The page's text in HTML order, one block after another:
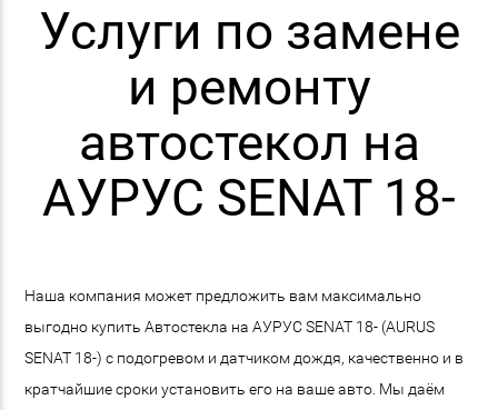
Услуги по замене
и ремонту
автостекол на
АУРУС SENAT 18-
Наша компания может предложить вам максимально
выгодно купить Автостекла на АУРУС SENAT 18- (AURUS
SENAT 18-) с подогревом и датчиком дождя, качественно и в
кратчайшие сроки установить его на ваше авто. Мы даём